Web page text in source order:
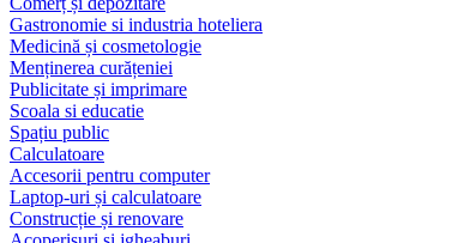
Gastronomie si industria hoteliera
Medicină și cosmetologie
Menținerea curățeniei
Publicitate și imprimare
Scoala si educatie
Spațiu public
Calculatoare
Accesorii pentru computer
Laptop-uri și calculatoare
Construcție și renovare